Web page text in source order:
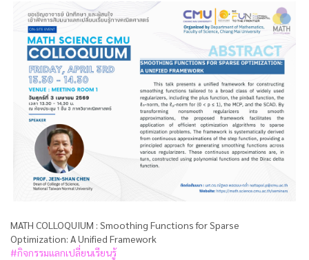
MATH COLLOQUIUM : Smoothing Functions for Sparse
Optimization: A Unified Framework
#กิจกรรมแลกเปลี่ยนเรียนรู้